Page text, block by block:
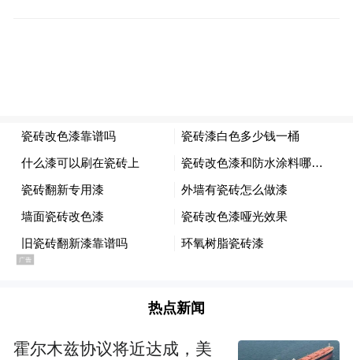
热点新闻
霍尔木兹协议将近达成，美